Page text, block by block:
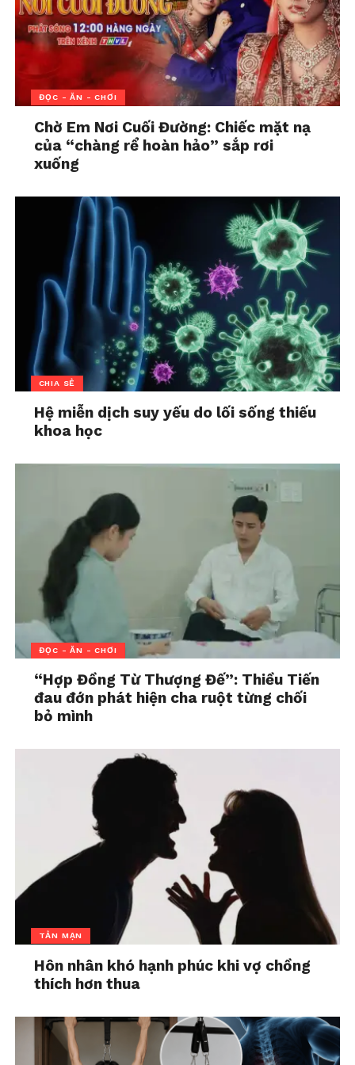
nhưng vẫn đang sống phụ thuộc vào sự trợ cấp từ
cha mẹ.
Khi con chung ra đời, sự phân biệt càng rõ rệt. Bé
gái – đứa con ruột thịt – được anh nâng niu hết
mực, còn cậu con riêng của chị trở thành “vật cản”,
là cái bóng không được phép tồn tại trong ngôi
nhà ấy. Đứa trẻ ấy sống gần 10 năm trong một mái
ấm mà tình thương dành cho em gái lại trở thành
Nỗi cô đơn của người mẹ… hay
sự ích kỷ được ngụy trang?
Chị B từng tin rằng mình hy sinh vì con, vì gia
đình. Nhưng nếu nhìn kỹ, những gì chị làm phần
lớn lại vì nỗi sợ. Sợ đổ vỡ lần nữa, sợ mang tiếng
“hai đời chồng, hai đứa con”, sợ cảnh ba mẹ con
chật vật mưu sinh nếu rời đi. Chính vì thế, chị chọn
ở lại, chọn “chịu đựng”, và chọn “năn nỉ” chồng để
chờ đến khi con lớn, rời khỏi nhà.
nhẫn nhịn đó là gần một thập kỷ sống trong ngột
ngạt, cam chịu, và lệ thuộc.
Tiến sĩ Tô Nhi A nhận định
thẳng thắn:
“Chị tự bảo vệ
bản thân chị rất tốt,
nhưng chị quên con trai
chị.”
Một người mẹ từng hy vọng cha dượng sẽ là chỗ dựa
trong căn nhà mà nơi đó, thậm chí cả việc dẫn bạn
về học nhóm cũng bị mắng nhiếc, bị hạ nhục. Căn
nhà trở thành chiếc lồng, và người mẹ trở thành
người đứng bên ngoài nhìn đứa con mình lớn lên
cùng nỗi sợ hãi.
ĐỌC - ĂN - CHƠI
Chờ Em Nơi Cuối Đường: Chiếc mặt nạ
của “chàng rể hoàn hảo” sắp rơi
xuống
CHIA SẺ
Hệ miễn dịch suy yếu do lối sống thiếu
khoa học
ĐỌC - ĂN - CHƠI
“Hợp Đồng Từ Thượng Đế”: Thiều Tiến
đau đớn phát hiện cha ruột từng chối
bỏ mình
TẢN MẠN
Hôn nhân khó hạnh phúc khi vợ chồng
thích hơn thua